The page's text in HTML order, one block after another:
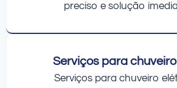
preciso e solução
Serviços para
Serviços para chuveiro